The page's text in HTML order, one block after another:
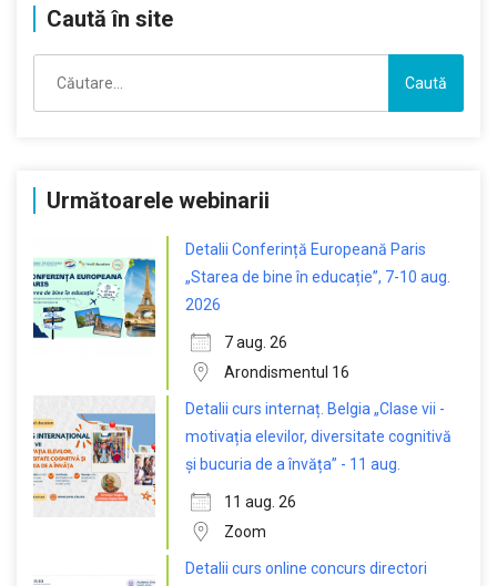
Caută în site
după:
Următoarele webinarii
Detalii Conferință Europeană Paris
„Starea de bine în educație”, 7-10 aug.
2026
7 aug. 26
Arondismentul 16
Detalii curs internaț. Belgia „Clase vii -
motivația elevilor, diversitate cognitivă
și bucuria de a învăța” - 11 aug.
11 aug. 26
Zoom
Detalii curs online concurs directori